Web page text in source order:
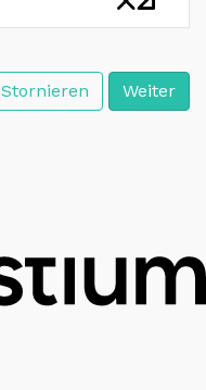
Stornieren Weiter